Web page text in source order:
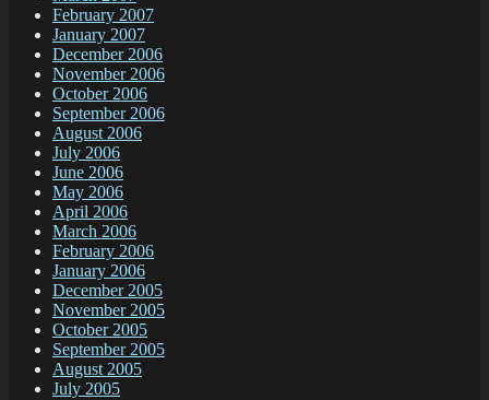
February 2007
January 2007
December 2006
November 2006
October 2006
September 2006
August 2006
July 2006
June 2006
May 2006
April 2006
March 2006
February 2006
January 2006
December 2005
November 2005
October 2005
September 2005
August 2005
July 2005